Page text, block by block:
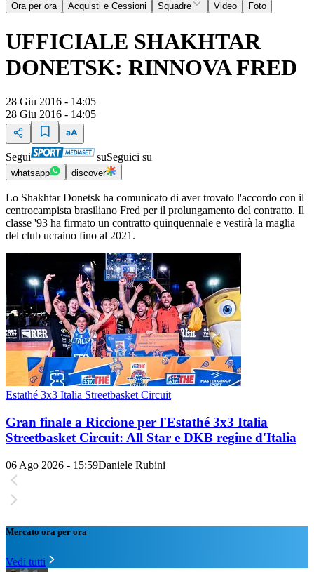
Ora per ora Acquisti e Cessioni Squadre Video Foto
UFFICIALE SHAKHTAR
DONETSK: RINNOVA FRED
28 Giu 2016 - 14:05
28 Giu 2016 - 14:05
Segui suSeguici su
whatsapp discover
Lo Shakhtar Donetsk ha comunicato di aver trovato l'accordo con il
centrocampista brasiliano Fred per il prolungamento del contratto. Il
classe '93 ha firmato un contratto quinquennale e vestirà la maglia
del club ucraino fino al 2021.
Estathé 3x3 Italia Streetbasket Circuit
Gran finale a Riccione per l'Estathé 3x3 Italia
Streetbasket Circuit: All Star e DKB regine d'Italia
06 Ago 2026 - 15:59Daniele Rubini
Mercato ora per ora
Vedi tutti